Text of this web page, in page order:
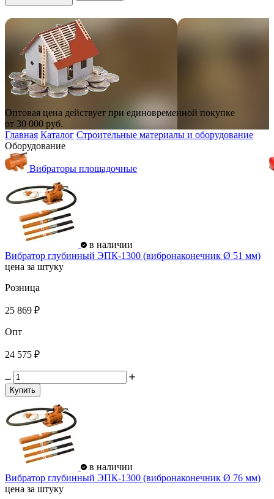
Оптовая цена действует при единовременной покупке
от 30 000 руб.
Главная Каталог Строительные материалы и оборудование
Оборудование
Вибраторы площадочные
в наличии
Вибратор глубинный ЭПК-1300 (вибронаконечник Ø 51 мм)
цена за штуку
Розница
25 869 ₽
Опт
24 575 ₽
Купить
в наличии
Вибратор глубинный ЭПК-1300 (вибронаконечник Ø 76 мм)
цена за штуку